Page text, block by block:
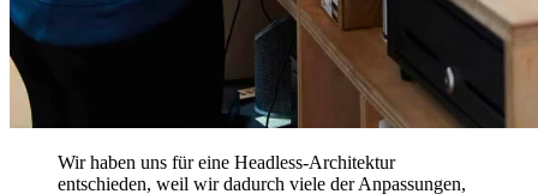
Wir haben uns für eine Headless-Architektur
entschieden, weil wir dadurch viele der Anpassungen,